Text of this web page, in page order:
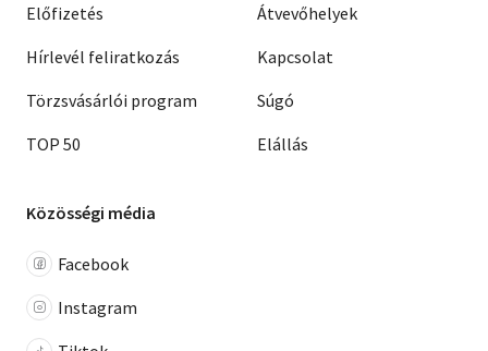
Előfizetés
Hírlevél feliratkozás
Törzsvásárlói program
TOP 50
Átvevőhelyek
Kapcsolat
Súgó
Elállás
Közösségi média
Facebook
Instagram